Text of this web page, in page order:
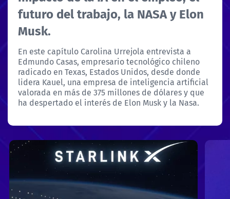
futuro del trabajo, la NASA y Elon
Musk.
En este capítulo Carolina Urrejola entrevista a
Edmundo Casas, empresario tecnológico chileno
radicado en Texas, Estados Unidos, desde donde
lidera Kauel, una empresa de inteligencia artificial
valorada en más de 375 millones de dólares y que
ha despertado el interés de Elon Musk y la Nasa.